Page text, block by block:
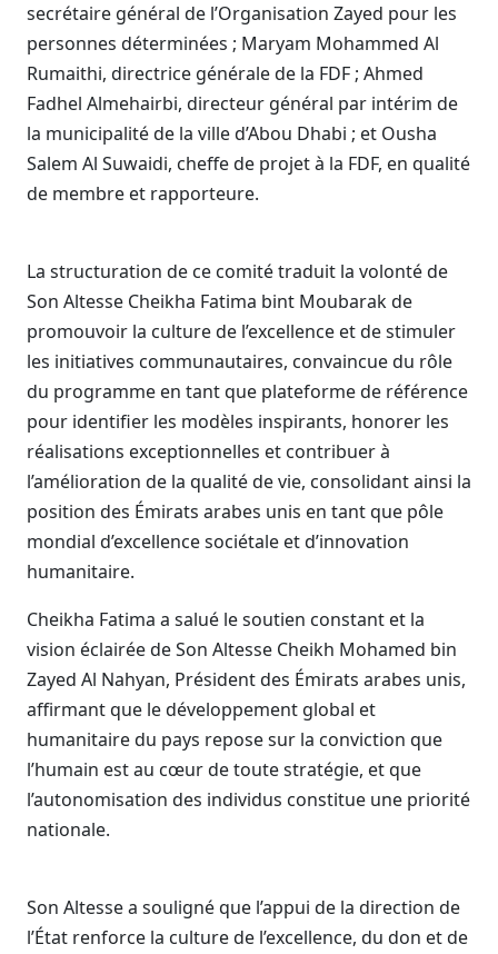
secrétaire général de l’Organisation Zayed pour les
personnes déterminées ; Maryam Mohammed Al
Rumaithi, directrice générale de la FDF ; Ahmed
Fadhel Almehairbi, directeur général par intérim de
la municipalité de la ville d’Abou Dhabi ; et Ousha
Salem Al Suwaidi, cheffe de projet à la FDF, en qualité
de membre et rapporteure.
La structuration de ce comité traduit la volonté de
Son Altesse Cheikha Fatima bint Moubarak de
promouvoir la culture de l’excellence et de stimuler
les initiatives communautaires, convaincue du rôle
du programme en tant que plateforme de référence
pour identifier les modèles inspirants, honorer les
réalisations exceptionnelles et contribuer à
l’amélioration de la qualité de vie, consolidant ainsi la
position des Émirats arabes unis en tant que pôle
mondial d’excellence sociétale et d’innovation
humanitaire.
Cheikha Fatima a salué le soutien constant et la
vision éclairée de Son Altesse Cheikh Mohamed bin
Zayed Al Nahyan, Président des Émirats arabes unis,
affirmant que le développement global et
humanitaire du pays repose sur la conviction que
l’humain est au cœur de toute stratégie, et que
l’autonomisation des individus constitue une priorité
nationale.
Son Altesse a souligné que l’appui de la direction de
l’État renforce la culture de l’excellence, du don et de